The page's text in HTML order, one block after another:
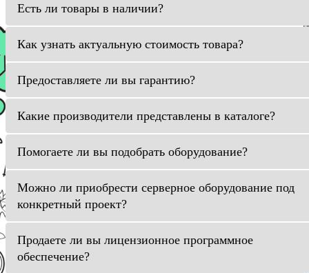
Есть ли товары в наличии?
Как узнать актуальную стоимость товара?
Предоставляете ли вы гарантию?
Какие производители представлены в каталоге?
Помогаете ли вы подобрать оборудование?
Можно ли приобрести серверное оборудование под
конкретный проект?
Продаете ли вы лицензионное программное
обеспечение?